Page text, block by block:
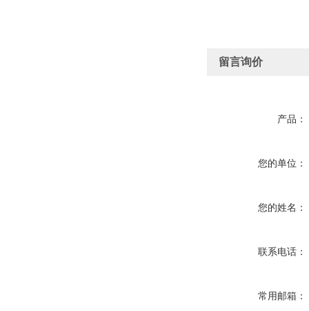
留言询价
产品：
您的单位：
您的姓名：
联系电话：
常用邮箱：